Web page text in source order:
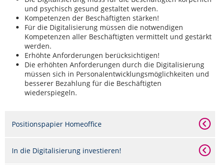
und psychisch gesund gestaltet werden.
Kompetenzen der Beschäftigten stärken!
Für die Digitalisierung müssen die notwendigen
Kompetenzen aller Beschäftigten vermittelt und gestärkt
werden.
Erhöhte Anforderungen berücksichtigen!
Die erhöhten Anforderungen durch die Digitalisierung
müssen sich in Personalentwicklungsmöglichkeiten und
besserer Bezahlung für die Beschäftigten
wiederspiegeln.
Positionspapier Homeoffice
In die Digitalisierung investieren!